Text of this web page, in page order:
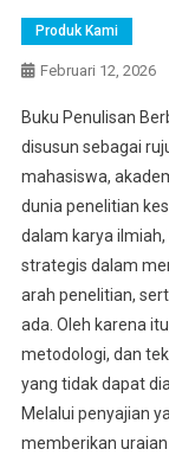
Produk Kami
Februari 12, 2026
Buku Penulisan
disusun sebagai
mahasiswa,
dunia penelitian
dalam karya
strategis dalam
arah penelitian,
ada. Oleh karena
metodologi, dan
yang tidak dapat
Melalui penyajian
memberikan